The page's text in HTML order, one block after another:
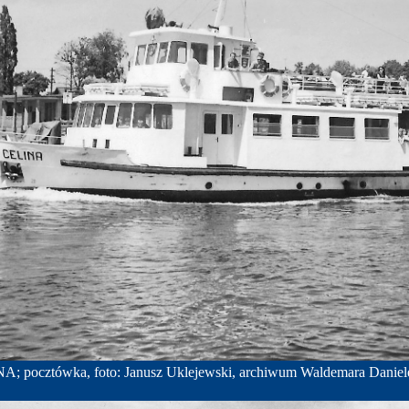
pocztówka, foto: Janusz Uklejewski, archiwum Waldemara